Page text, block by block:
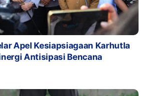
Apel Kesiapsiagaan Karhutla
Antisipasi Bencana